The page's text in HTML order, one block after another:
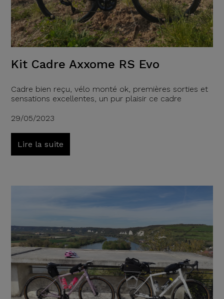
Kit Cadre Axxome RS Evo
Cadre bien reçu, vélo monté ok, premières sorties et
sensations excellentes, un pur plaisir ce cadre
29/05/2023
Lire la suite